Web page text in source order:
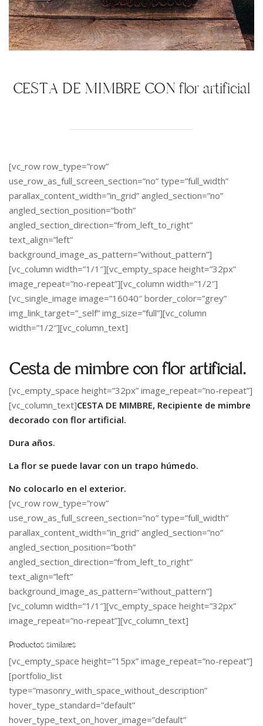
CESTA DE MIMBRE CON flor artificial
[vc_row row_type=”row”
use_row_as_full_screen_section=”no” type=”full_width”
parallax_content_width=”in_grid” angled_section=”no”
angled_section_position=”both”
angled_section_direction=”from_left_to_right”
text_align=”left”
background_image_as_pattern=”without_pattern”]
[vc_column width=”1/1″][vc_empty_space height=”32px”
image_repeat=”no-repeat”][vc_column width=”1/2″]
[vc_single_image image=”16040″ border_color=”grey”
img_link_target=”_self” img_size=”full”][vc_column
width=”1/2″][vc_column_text]
Cesta de mimbre con flor artificial.
[vc_empty_space height=”32px” image_repeat=”no-repeat”]
[vc_column_text]CESTA DE MIMBRE, Recipiente de mimbre
decorado con flor artificial.
Dura años.
La flor se puede lavar con un trapo húmedo.
No colocarlo en el exterior.
[vc_row row_type=”row”
use_row_as_full_screen_section=”no” type=”full_width”
parallax_content_width=”in_grid” angled_section=”no”
angled_section_position=”both”
angled_section_direction=”from_left_to_right”
text_align=”left”
background_image_as_pattern=”without_pattern”]
[vc_column width=”1/1″][vc_empty_space height=”32px”
image_repeat=”no-repeat”][vc_column_text]
Productos similares
[vc_empty_space height=”15px” image_repeat=”no-repeat”]
[portfolio_list
type=”masonry_with_space_without_description”
hover_type_standard=”default”
hover_type_text_on_hover_image=”default”